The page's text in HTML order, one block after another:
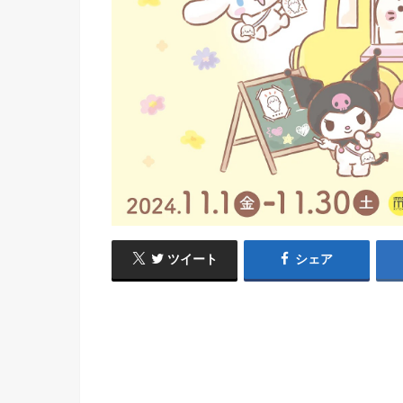
ツイート シェア